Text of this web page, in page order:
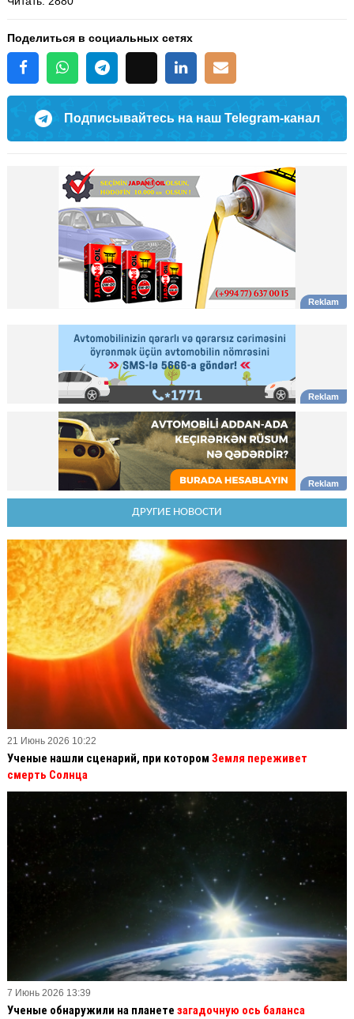
Поделиться в социальных сетях
Подписывайтесь на наш Telegram-канал
ДРУГИЕ НОВОСТИ
21 Июнь 2026 10:22
Ученые нашли сценарий, при котором Земля переживет
смерть Солнца
7 Июнь 2026 13:39
Ученые обнаружили на планете загадочную ось баланса